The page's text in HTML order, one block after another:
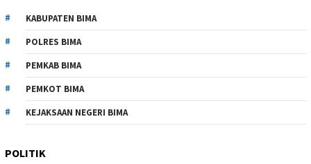
KABUPATEN BIMA
POLRES BIMA
PEMKAB BIMA
PEMKOT BIMA
KEJAKSAAN NEGERI BIMA
POLITIK